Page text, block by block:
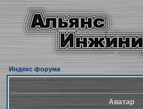
Индекс форума
Аватар